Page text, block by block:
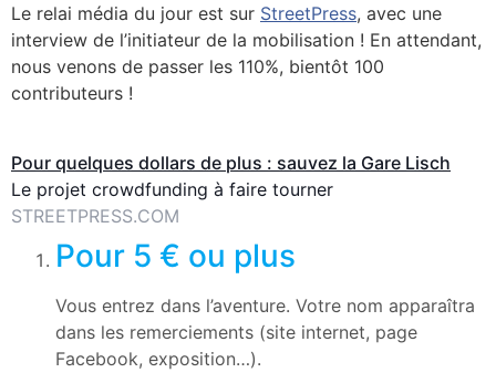
Le relai média du jour est sur StreetPress, avec une
interview de l’initiateur de la mobilisation ! En attendant,
nous venons de passer les 110%, bientôt 100
contributeurs !
Pour quelques dollars de plus : sauvez la Gare Lisch
Le projet crowdfunding à faire tourner
STREETPRESS.COM
Pour 5 € ou plus
Vous entrez dans l’aventure. Votre nom apparaîtra
dans les remerciements (site internet, page
Facebook, exposition…).